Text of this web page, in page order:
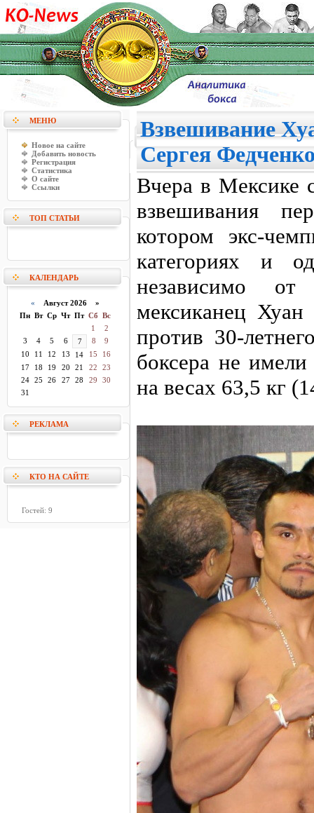
МЕНЮ
Новое на сайте
Добавить новость
Регистрация
Статистика
О сайте
Ссылки
ТОП СТАТЬИ
КАЛЕНДАРЬ
« Август 2026 »
Пн Вт Ср Чт Пт Сб Вс
1
2
3
4 5 6 7 8
9
10
11 12 13 14 15
16
17
18 19 20 21 22
23
24
25 26 27 28 29
30
31
РЕКЛАМА
КТО НА САЙТЕ
Гостей: 9
Взвешивание
Сергея
Вчера в Мексике
взвешивания
котором экс-
категориях и
независимо от
мексиканец
против 30-
боксера не
на весах 63,5 кг